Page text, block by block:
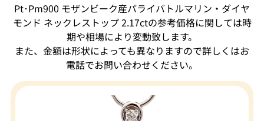
Pt･Pm900 モザンビーク産パライバトルマリン・ダイヤ
モンド ネックレストップ 2.17ctの参考価格に関しては時
期や相場により変動致します。
また、金額は形状によっても異なりますので詳しくはお
電話でお問い合わせください。